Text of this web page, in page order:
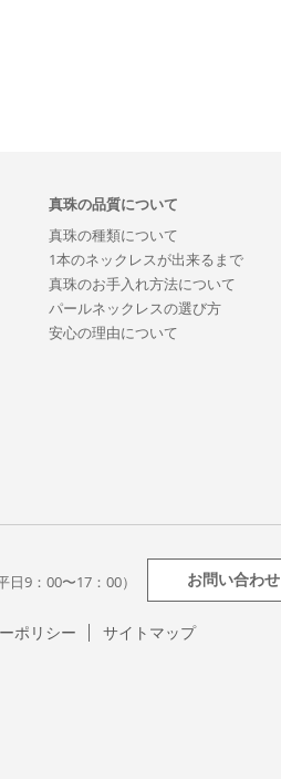
真珠の品質について
真珠の種類について
1本のネックレスが出来るまで
真珠のお手入れ方法について
パールネックレスの選び方
安心の理由について
日9：00〜17：00） お問い合わせ
ポリシー サイトマップ